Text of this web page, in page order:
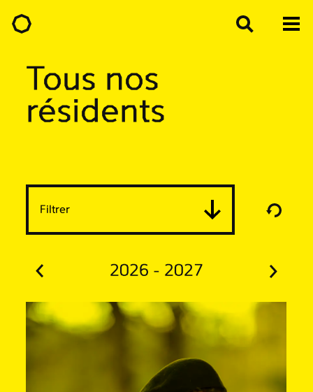
Tous nos
résidents
Filtrer
2026 - 2027